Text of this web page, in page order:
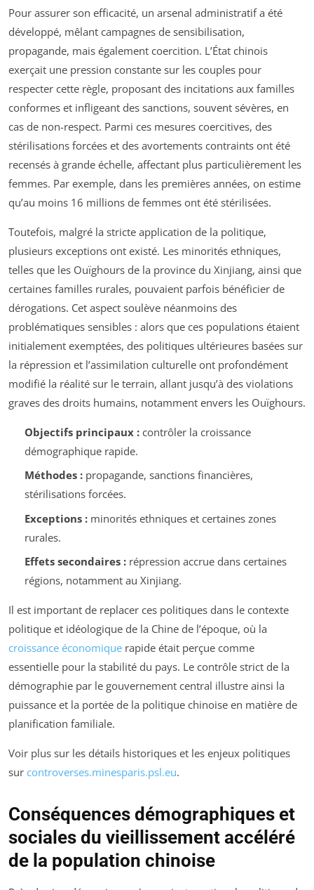
Pour assurer son efficacité, un arsenal administratif a été
développé, mêlant campagnes de sensibilisation,
propagande, mais également coercition. L’État chinois
exerçait une pression constante sur les couples pour
respecter cette règle, proposant des incitations aux familles
conformes et infligeant des sanctions, souvent sévères, en
cas de non-respect. Parmi ces mesures coercitives, des
stérilisations forcées et des avortements contraints ont été
recensés à grande échelle, affectant plus particulièrement les
femmes. Par exemple, dans les premières années, on estime
qu’au moins 16 millions de femmes ont été stérilisées.
Toutefois, malgré la stricte application de la politique,
plusieurs exceptions ont existé. Les minorités ethniques,
telles que les Ouïghours de la province du Xinjiang, ainsi que
certaines familles rurales, pouvaient parfois bénéficier de
dérogations. Cet aspect soulève néanmoins des
problématiques sensibles : alors que ces populations étaient
initialement exemptées, des politiques ultérieures basées sur
la répression et l’assimilation culturelle ont profondément
modifié la réalité sur le terrain, allant jusqu’à des violations
graves des droits humains, notamment envers les Ouïghours.
Objectifs principaux :contrôler la croissance
démographique rapide.
Méthodes :propagande, sanctions financières,
stérilisations forcées.
Exceptions :minorités ethniques et certaines zones
rurales.
Effets secondaires :répression accrue dans certaines
régions, notamment au Xinjiang.
Il est important de replacer ces politiques dans le contexte
politique et idéologique de la Chine de l’époque, où la
croissance économique rapide était perçue comme
essentielle pour la stabilité du pays. Le contrôle strict de la
démographie par le gouvernement central illustre ainsi la
puissance et la portée de la politique chinoise en matière de
planification familiale.
Voir plus sur les détails historiques et les enjeux politiques
sur controverses.minesparis.psl.eu.
Conséquences démographiques et
sociales du vieillissement accéléré
de la population chinoise